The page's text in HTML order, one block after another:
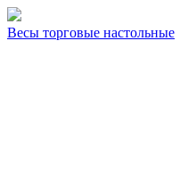
Весы торговые настольные